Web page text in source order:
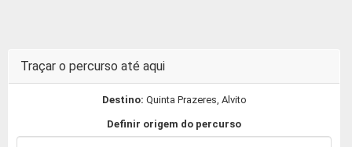
Traçar o percurso até aqui
Destino: Quinta Prazeres, Alvito
Definir origem do percurso